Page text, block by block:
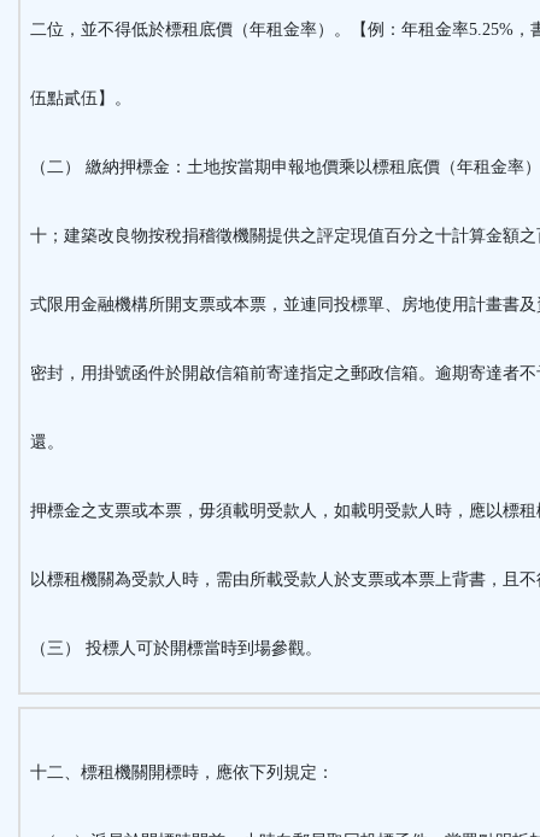
二位，並不得低於標租底價（年租金率）。【例：年租金率5.25%，
伍點貳伍】。
（二） 繳納押標金：土地按當期申報地價乘以標租底價（年租金率
十；建築改良物按稅捐稽徵機關提供之評定現值百分之十計算金額
式限用金融機構所開支票或本票，並連同投標單、房地使用計畫書
密封，用掛號函件於開啟信箱前寄達指定之郵政信箱。逾期寄達者
還。
押標金之支票或本票，毋須載明受款人，如載明受款人時，應以標
以標租機關為受款人時，需由所載受款人於支票或本票上背書，且
（三） 投標人可於開標當時到場參觀。
十二、標租機關開標時，應依下列規定：